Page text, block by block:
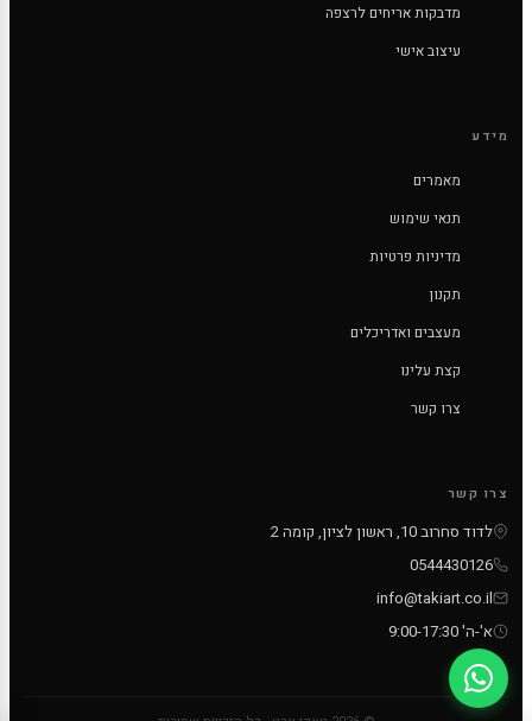
מדבקות אריחים לרצפה
עיצוב אישי
מידע
מאמרים
תנאי שימוש
מדיניות פרטיות
תקנון
מעצבים ואדריכלים
קצת עלינו
צרו קשר
צרו קשר
לדוד סחרוב 10, ראשון לציון, קומה 2
0544430126
info@takiart.co.il
א'-ה' 9:00-17:30